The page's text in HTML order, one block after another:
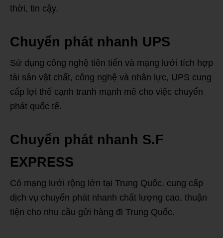
thời, tin cậy.
Chuyển phát nhanh UPS
Sử dụng công nghệ tiên tiến và mạng lưới tích hợp
tài sản vật chất, công nghệ và nhân lực, UPS cung
cấp lợi thế cạnh tranh mạnh mẽ cho việc chuyển
phát quốc tế.
Chuyển phát nhanh S.F
EXPRESS
Có mạng lưới rộng lớn tại Trung Quốc, cung cấp
dịch vụ chuyển phát nhanh chất lượng cao, thuận
tiện cho nhu cầu gửi hàng đi Trung Quốc.